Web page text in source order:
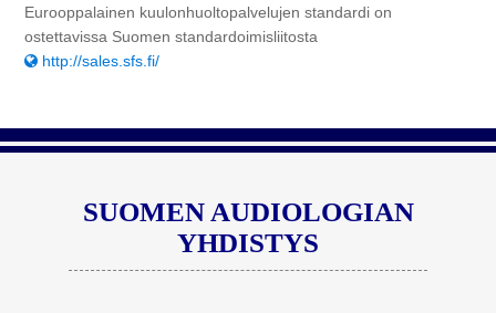
Eurooppalainen kuulonhuoltopalvelujen standardi on
ostettavissa Suomen standardoimisliitosta
http://sales.sfs.fi/
SUOMEN AUDIOLOGIAN
YHDISTYS